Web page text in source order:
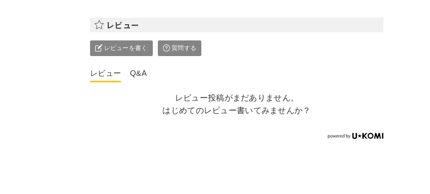
レビュー
レビューを書く 質問する
レビュー Q&A
レビュー投稿がまだありません。
はじめてのレビュー書いてみませんか？